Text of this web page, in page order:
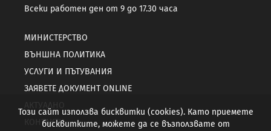
Всеки работен ден от 9 до 17.30 часа
МИНИСТЕРСТВО
ВЪНШНА ПОЛИТИКА
УСЛУГИ И ПЪТУВАНИЯ
ЗАЯВЕТЕ ДОКУМЕНТ ONLINE
КОНТАКТИ
Този сайт използва бисквитки (cookies). Като приемете
бисквитките, можете да се възползвате от